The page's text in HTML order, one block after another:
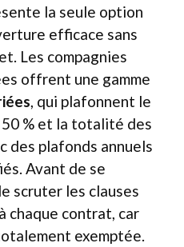
la seule option
efficace sans
Les compagnies
offrent une gamme
, qui plafonnent le
% et la totalité des
des plafonds annuels
Avant de se
scruter les clauses
chaque contrat, car
exemptée.